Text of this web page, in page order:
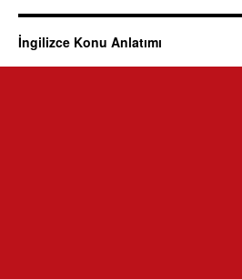
İngilizce Konu Anlatımı